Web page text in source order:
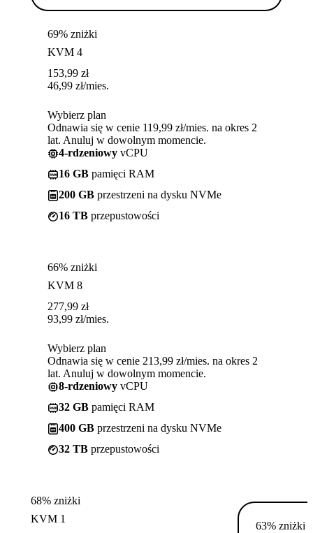
69% zniżki
KVM 4
153,99 zł
46,99 zł/mies.
Wybierz plan
Odnawia się w cenie 119,99 zł/mies. na okres 2
lat. Anuluj w dowolnym momencie.
4-rdzeniowy vCPU
16 GB pamięci RAM
200 GB przestrzeni na dysku NVMe
16 TB przepustowości
66% zniżki
KVM 8
277,99 zł
93,99 zł/mies.
Wybierz plan
Odnawia się w cenie 213,99 zł/mies. na okres 2
lat. Anuluj w dowolnym momencie.
8-rdzeniowy vCPU
32 GB pamięci RAM
400 GB przestrzeni na dysku NVMe
32 TB przepustowości
68% zniżki
KVM 1
63% zniżki